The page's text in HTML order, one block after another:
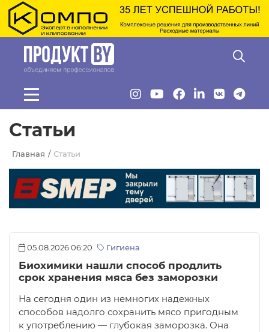
Перейти к основному содержанию
Статьи
Главная Статьи
05.08.2026 06:20 Гигиена
Биохимики нашли способ продлить
срок хранения мяса без заморозки
На сегодня один из немногих надежных
способов надолго сохранить мясо пригодным
к употреблению — глубокая заморозка. Она